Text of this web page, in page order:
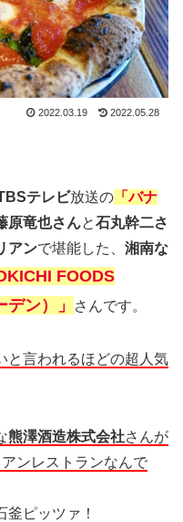
2022.03.19 2022.05.28
テレビ放送の 「バナ
原竜也さんと石丸幹二さ
アンで堪能した、 湘南な
FOODS
ン）」
さんです。
と言われるほどの超人気
熊澤酒造株式会社さんが
ンレストランなんで
ピッツァ！